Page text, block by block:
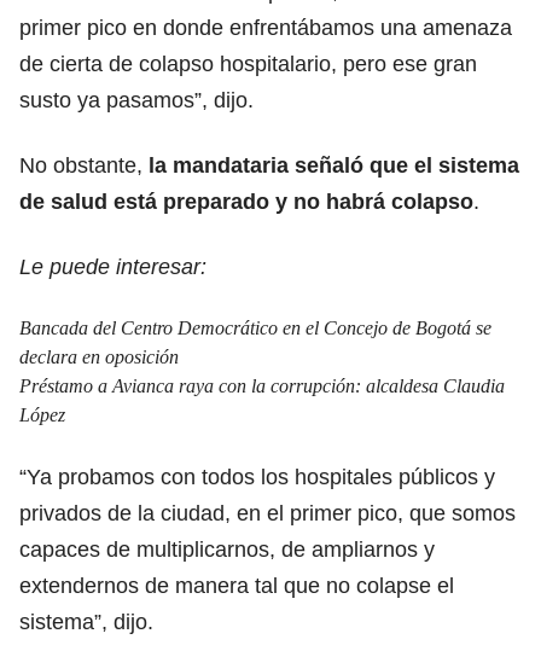
primer pico en donde enfrentábamos una amenaza
de cierta de colapso hospitalario, pero ese gran
susto ya pasamos”, dijo.
No obstante, la mandataria señaló que el sistema
de salud está preparado y no habrá colapso.
Le puede interesar:
Bancada del Centro Democrático en el Concejo de Bogotá se
declara en oposición
Préstamo a Avianca raya con la corrupción: alcaldesa Claudia
López
“Ya probamos con todos los hospitales públicos y
privados de la ciudad, en el primer pico, que somos
capaces de multiplicarnos, de ampliarnos y
extendernos de manera tal que no colapse el
sistema”, dijo.